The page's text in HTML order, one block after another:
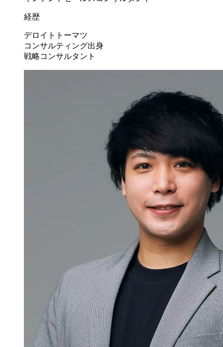
経歴
デロイトトーマツ
コンサルティング出身
戦略コンサルタント